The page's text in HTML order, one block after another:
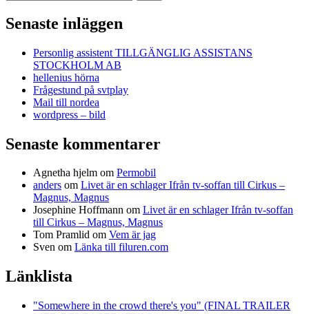
efter:
Senaste inläggen
Personlig assistent TILLGÄNGLIG ASSISTANS
STOCKHOLM AB
hellenius hörna
Frågestund på svtplay
Mail till nordea
wordpress – bild
Senaste kommentarer
Agnetha hjelm om Permobil
anders om Livet är en schlager Ifrån tv-soffan till Cirkus –
Magnus, Magnus
Josephine Hoffmann om Livet är en schlager Ifrån tv-soffan
till Cirkus – Magnus, Magnus
Tom Pramlid om Vem är jag
Sven om Länka till filuren.com
Länklista
"Somewhere in the crowd there's you" (FINAL TRAILER